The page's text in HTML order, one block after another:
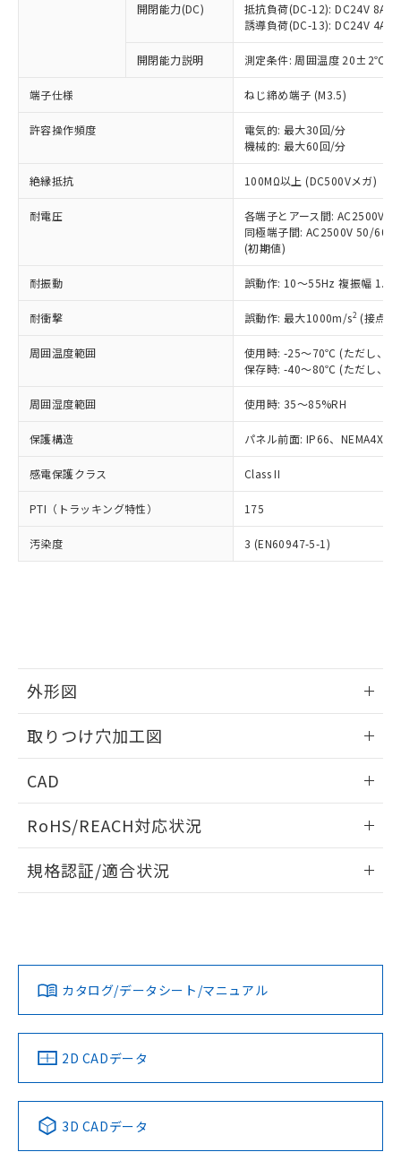
開閉能力(DC)
抵抗負荷(DC-12): DC24V 8A/
誘導負荷(DC-13): DC24V 4A/
開閉能力説明 測定条件: 周囲温度 20±2℃、
端子仕様 ねじ締め端子 (M3.5)
許容操作頻度
電気的: 最大30回/分
機械的: 最大60回/分
絶縁抵抗 100MΩ以上 (DC500Vメガ)
耐電圧
各端子とアース間: AC2500V
同極端子間: AC2500V 50/
(初期値)
耐振動 誤動作: 10～55Hz 複振幅
耐衝撃 誤動作: 最大1000m/s2 (接点
周囲温度範囲
使用時: -25～70℃ (ただし、氷
保存時: -40～80℃ (ただし、氷
周囲湿度範囲 使用時: 35～85%RH
保護構造 パネル前面: IP66、NEMA4X,
感電保護クラス Class II
PTI（トラッキング特性） 175
汚染度 3 (EN60947-5-1)
外形図
取りつけ穴加工図
CAD
ドすることができます。
ログイン/会員登録
ダウンロードデータをご利用いただく前に、以下を必ずお読
みください。
ソフトウェアの使用条件
RoHS/REACH対応状況
EU RoHS 注意事項・凡例
対応済み
中国 RoHS 注意事項・凡例
Pb Hg Cd Cr(VI)
規格認証/適合状況
LR型式承認
（イギリス
船舶規格）
DNV型式承認
（ノルウェー
BV型式承認
（フランス
KR型式
（韓国
No No No No
この製品の規格認証/適合状況ページへ
カタログ/データシート/マニュアル
2D CADデータ
3D CADデータ
以下の条件をお読みいただき、同意のうえ
ご利用ください。
本サービスは、当社制御機器事業取扱
商品の当社在庫状況および標準価格
(税抜)を提供させていただくもので
当社制御機器事業取扱商品の中には、
本サービスの対象外となる商品もある
ことをご了承ください。
在庫状況および標準価格照会結果は、
記載している更新日時点での社内デー
タに基づき作成されるものであり、閲
覧された時点での実際の在庫および標
準価格とは異なる場合があることをご
正式な納期状況および標準価格はお客
様のお取引先、またはお客様担当のオ
ムロン制御機器販売店・当社販売員に
オムロン制御機器販売店や当社販売拠
販売ネットワーク
」をご確認
在庫状況および標準価格結果を当社の
事前の承諾なく第三者に漏洩または開
示しないようお願いします。
マイパーツ機能（部品リスト作成サー
ビス）をご利用いただくには、I-Web
品・サービスに関するお客様との取
の共同利用に関して"
用者の範囲」に記載されている法人を
対応予定なし：EU RoHS指令（10物質）の
非含有に非対応の商品で、対応品を出す予
調査・確認中：EU RoHS指令（10物質）の
非含有の対応状況を調査中または確認中の
商品です。
非該当品：ライセンス料など無形物で、有
害物質有無と関係のない商品です。
仕入先様の事情により、非含有部品として
いたものが、含有品と判明した場合などや
むを得ず変更することがあります。
鉛(Pb) 1000ppm以下、 水銀(Hg) 1000ppm以下、 カド
六価クロム(Cr(Ⅵ)) 1000ppm以下、ポリ臭化ビフェニル
類(PBB) 1000ppm以下、ポリ臭化ジフェニルエーテル類
ルベンジル（BBP） 1000ppm以下、フタル酸ジブチル
（DBP） 1000ppm以下、フタル酸ジイソブチル
但し、RoHS指令で産業用監視および制御機器に対する
適用除外項目は除く。
フタル酸エステル類の４物質については閾値を超える意
図的な使用がないことを確認しています。
部品在庫の切り替え状況などにより、予定
月が前後することがあります。
EU RoHS指令（10物質）の非含有証明書
51物質の非含有証明書（当社基準）
※本証明書は発行日時点で非含有を証明す
物質の対応では、対応完了までの期間は出
荷製品に未対応品が混在することから備考
欄に対応日を記載しておりました。
既に当社にて対応品への在庫切替を完了
「○」：最大均質材料含有率が中国RoHSの
基準値以下であることを示します。
「×」：最大均質材料含有率が中国RoHSの
基準値を超えていることを示します。
「－」：未確認です。当社販売部門へお問
*中国RoHS10物質の基準値 (GB/T26572)：
Pb(鉛) :1000ppm、 Hg(水銀) : 1000ppm、 Cd(カドミウ
Cr(Ⅵ)(六価クロム) : 1000ppm、 PBBs(ポリ臭化ビフェ
ニル類) : 1000ppm、 PBDEs(ポリ臭化ジフェニルエーテ
ル類) : 1000ppm、
DBP(フタル酸ジブチル) : 1000ppm、 DIBP(フタル酸ジ
イソブチル) : 1000ppm、 BBP(フタル酸ブチルベンジ
DEHP(フタル酸ビス(2-エチルヘキシル)) : 1000ppm
「ｅ」：有害物質（10物質）のすべてが基
準値以下であることを示します。
「10」：通常の使用状況下において有害物
質が外部に漏えいし、環境に深刻な影響を
及ぼさない年数を意味します。
当社は、これら貴社製品のうち、外国
為替および外国貿易法に定める商品
（以下｢規制貨物等」という）を輸出
または国外への提供する場合は、日本
国政府の輸出許可(または役務取引許
可)を取得するなどの必要な手続きを
当社は規制貨物を破棄する場合は、完
全に破砕するなど、違法に輸出されな
いよう必要な手段を講じます。
当社は貴社製品を、核兵器、ミサイ
ル、化学兵器、生物兵器またはその他
武器並びにこれらの製造装置等に一切
当社は、貴社製品を第三者に販売する
場合は、上記1、2および3の内容を当
該第三者に通知します。また当社は、
販売先および販売に係わる関係者が違
法に輸出するおそれがある場合は、取
り引きをいたしません。
一定数以上の在庫あり
一定数には満たないが在庫あり
在庫なし(最新の在庫状況につ
いては、お客様のお取引先、ま
たはお客様担当のオムロン制御
機器販売店・当社販売員にご確
受注生産機種、また在庫状況の
情報を公開していない機種